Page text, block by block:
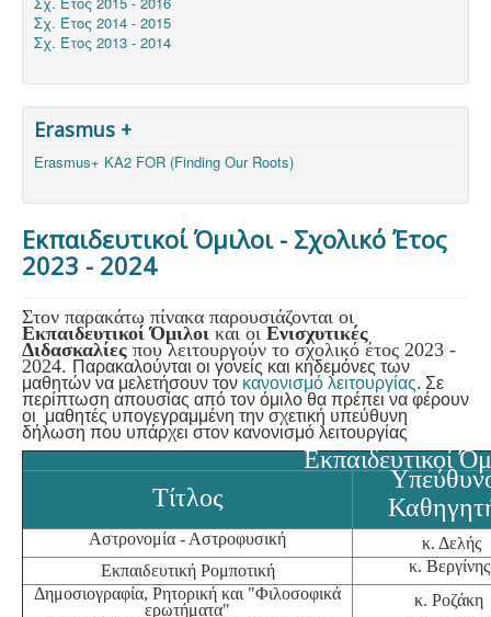
Σχ. Έτος 2014 - 2015
Σχ. Έτος 2013 - 2014
Erasmus +
Erasmus+ KA2 FOR (Finding Our Roots)
Εκπαιδευτικοί Όμιλοι - Σχολικό Έτος
2023 - 2024
Στον παρακάτω πίνακα παρουσιάζονται οι
Εκπαιδευτικοί Όμιλοι και οι Ενισχυτικές
Διδασκαλίες που λειτουργούν το σχολικό έτος 2023 -
2024. Παρακαλούνται οι γονείς και κηδεμόνες των
μαθητών να μελετήσουν τον κανονισμό λειτουργίας. Σε
περίπτωση απουσίας από τον όμιλο θα πρέπει να φέρουν
οι μαθητές υπογεγραμμένη την σχετική υπεύθυνη
δήλωση που υπάρχει στον κανονισμό λειτουργίας
Εκπαιδευτικοί
Τίτλος
Αστρονομία - Αστροφυσική
κ. Δελής
Εκπαιδευτική Ρομποτική
κ. Βεργίνης
Δημοσιογραφία, Ρητορική και "Φιλοσοφικά
ερωτήματα"
κ. Ροζάκη